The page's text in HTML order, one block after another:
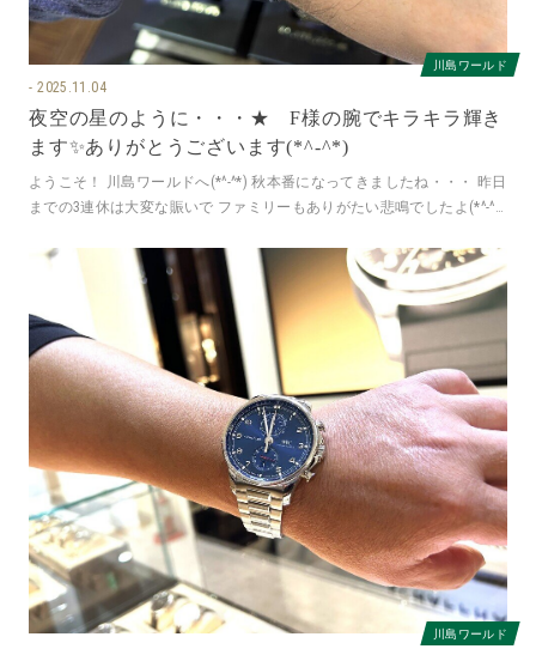
川島ワールド
2025.11.04
夜空の星のように・・・★ F様の腕でキラキラ輝き
ます✨ありがとうございます(*^-^*)
ようこそ！ 川島ワールドへ(*^-^*) 秋本番になってきましたね・・・ 昨日
までの3連休は大変な賑いで ファミリーもありがたい悲鳴でしたよ(*^-^*)
川島ワールド